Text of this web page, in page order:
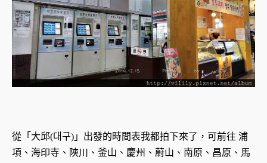
從「大邱(대구) 」出發的時間表我都拍下來了，可前往 浦
項、海印寺、陝川、釜山、慶州、蔚山、南原、昌原、馬